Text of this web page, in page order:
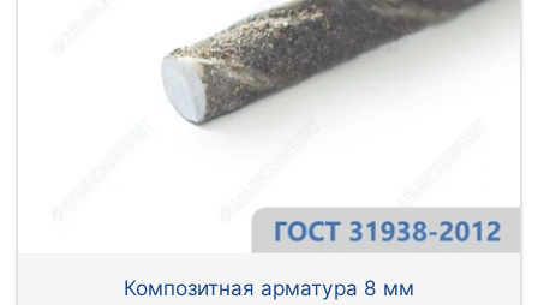
Композитная арматура 8 мм